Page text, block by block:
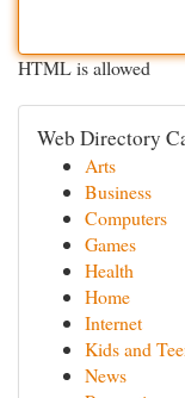
HTML is allowed
Web Directory
Arts
Business
Computers
Games
Health
Home
Internet
Kids and
News